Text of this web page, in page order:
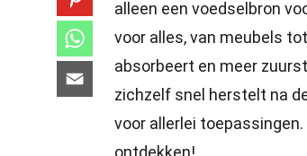
alleen een voedselbron
voor alles, van meubels
absorbeert en meer
zichzelf snel herstelt na
voor allerlei toepassingen.
ontdekken!